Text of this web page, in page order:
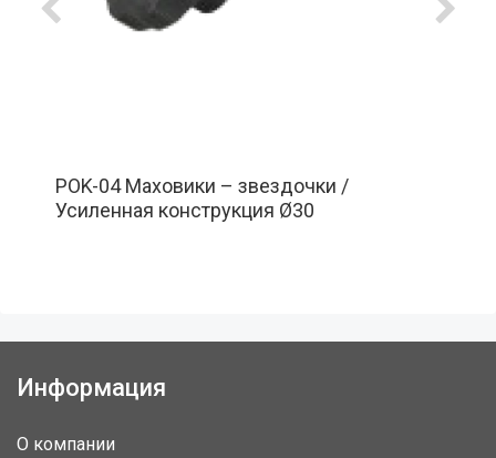
POK-04 Маховики – звездочки /
Усиленная конструкция Ø30
Информация
О компании